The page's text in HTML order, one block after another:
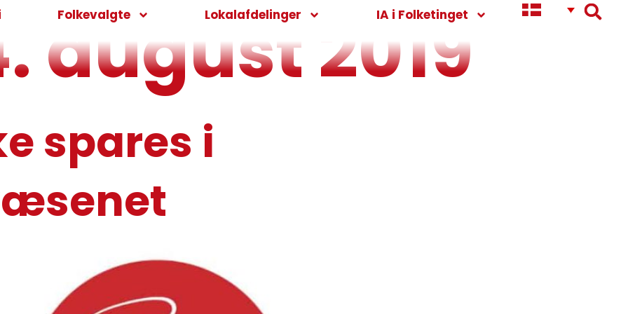
Folkevalgte Lokalafdelinger IA i Folketinget
august 2019
spares i